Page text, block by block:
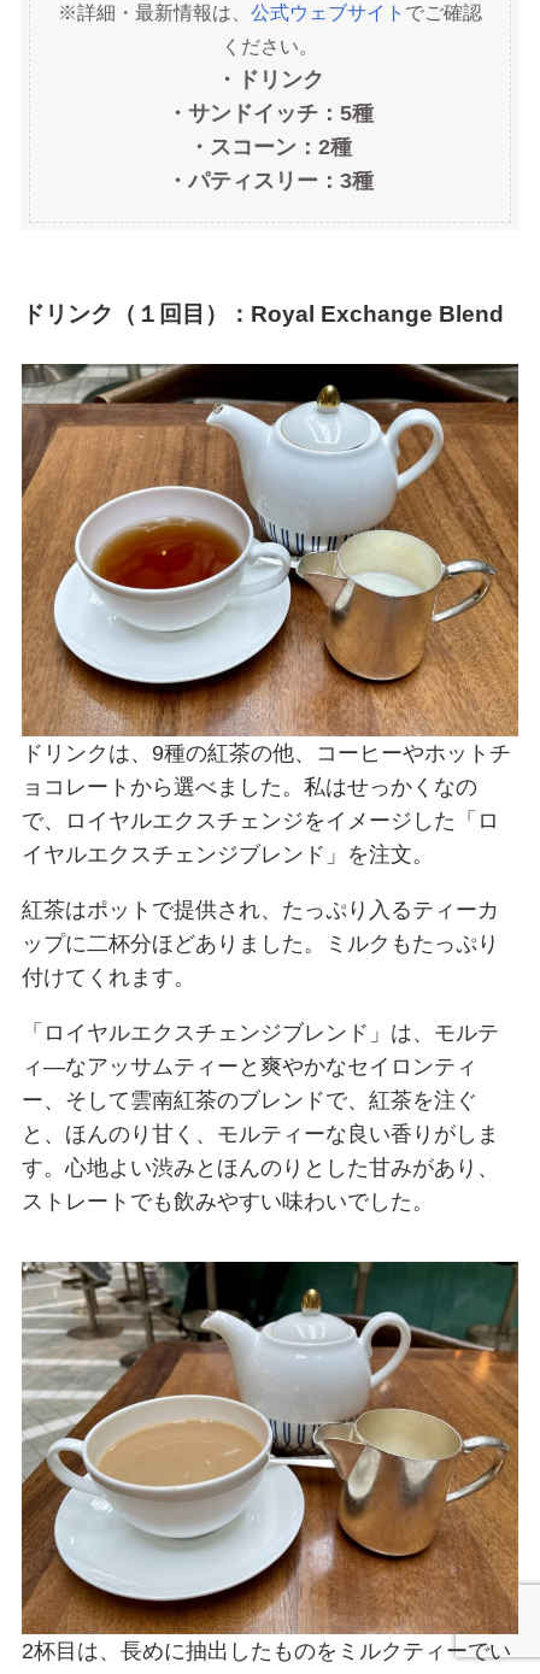
※詳細・最新情報は、 公式ウェブサイト でご確認
ください。
・ドリンク
・サンドイッチ：5種
・スコーン：2種
・パティスリー：3種
ドリンク（１回目）：Royal Exchange Blend
ドリンクは、9種の紅茶の他、コーヒーやホットチ
ョコレートから選べました。私はせっかくなの
で、ロイヤルエクスチェンジをイメージした「ロ
イヤルエクスチェンジブレンド」を注文。
紅茶はポットで提供され、たっぷり入るティーカ
ップに二杯分ほどありました。ミルクもたっぷり
付けてくれます。
「ロイヤルエクスチェンジブレンド」は、モルテ
ィ―なアッサムティーと爽やかなセイロンティ
ー、そして雲南紅茶のブレンドで、紅茶を注ぐ
と、ほんのり甘く、モルティーな良い香りがしま
す。心地よい渋みとほんのりとした甘みがあり、
ストレートでも飲みやすい味わいでした。
2杯目は、長めに抽出したものをミルクティーでい